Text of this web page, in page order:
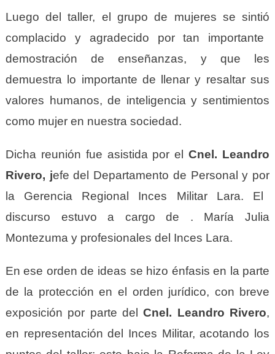
Luego del taller, el grupo de mujeres se sintió
complacido y agradecido por tan importante
demostración de enseñanzas, y que les
demuestra lo importante de llenar y resaltar sus
valores humanos, de inteligencia y sentimientos
como mujer en nuestra sociedad.
Dicha reunión fue asistida por elCnel. Leandro
Rivero, jefe del Departamento de Personaly por
la Gerencia Regional Inces Militar Lara. El
discurso estuvo a cargo de . María Julia
Montezuma y profesionales del Inces Lara.
Enese orden de ideas se hizo énfasis en la parte
de la protección en el orden jurídico, con breve
exposición por parte delCnel. Leandro Rivero,
en representación del Inces Militar, acotando los